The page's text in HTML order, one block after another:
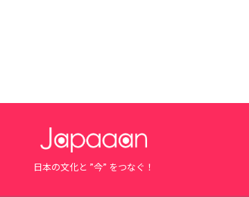
日本の文化と ”今” をつなぐ！